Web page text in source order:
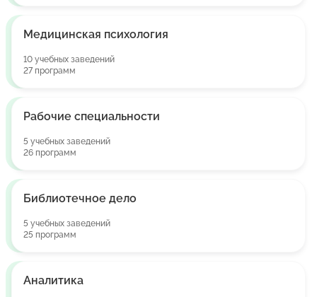
Медицинская психология
10 учебных заведений
27 программ
Рабочие специальности
5 учебных заведений
26 программ
Библиотечное дело
5 учебных заведений
25 программ
Аналитика